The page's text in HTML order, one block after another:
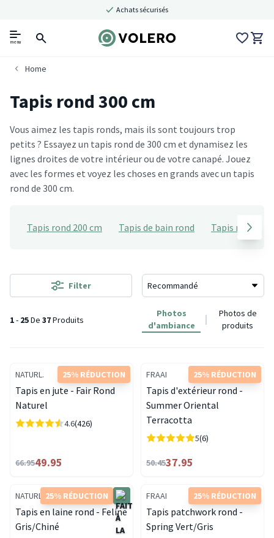
Achats sécurisés
menu
Home
Tapis rond 300 cm
Vous aimez les tapis ronds, mais ils sont toujours trop
petits ? Essayez un tapis rond de 300 cm et dynamisez les
lignes droites de votre intérieur ou de votre canapé. Jouez
avec les formes et voyez les choses en grands avec un tapis
rond de 300 cm.
Tapis rond 200 cm Tapis de bain rond Tapis rond 100
1- 25De 37Produits
Filter
Photos
d'ambiance
Photos de
produits
25% RÉDUCTION
NATURL.
Tapis en jute - Fair Rond
Naturel
4.6(426)
66.9549.95
25% RÉDUCTION
FRAAI
Tapis d'extérieur rond -
Summer Oriental
Terracotta
5(6)
50.4537.95
25% RÉDUCTION
NATURL.
Tapis en laine rond - Feline
Gris/Chiné
25% RÉDUCTION
FRAAI
Tapis patchwork rond -
Spring Vert/Gris